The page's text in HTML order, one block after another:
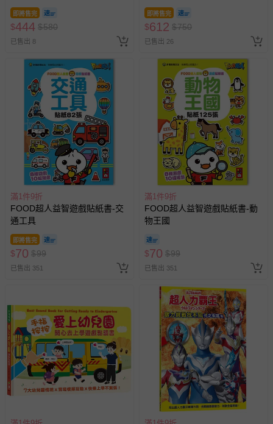
即將售完
$444 $580
已售出 8
即將售完
$612 $750
已售出 26
滿1件9折
FOOD超人益智遊戲貼紙書-交
通工具
即將售完
$70 $99
已售出 351
滿1件9折
FOOD超人益智遊戲貼紙書-動
物王國
$70 $99
已售出 351